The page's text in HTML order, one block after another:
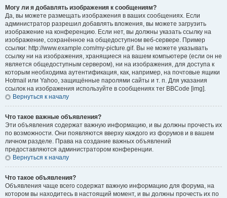
Могу ли я добавлять изображения к сообщениям?
Да, вы можете размещать изображения в ваших сообщениях. Если
администратор разрешил добавлять вложения, вы можете загрузить
изображение на конференцию. Если нет, вы должны указать ссылку на
изображение, сохранённое на общедоступном веб-сервере. Пример
ссылки: http://www.example.com/my-picture.gif. Вы не можете указывать
ссылку ни на изображения, хранящиеся на вашем компьютере (если он не
является общедоступным сервером), ни на изображения, для доступа к
которым необходима аутентификация, как, например, на почтовые ящики
Hotmail или Yahoo, защищённые паролями сайты и т. п. Для указания
ссылок на изображения используйте в сообщениях тег BBCode [img].
Вернуться к началу
Что такое важные объявления?
Эти объявления содержат важную информацию, и вы должны прочесть их
по возможности. Они появляются вверху каждого из форумов и в вашем
личном разделе. Права на создание важных объявлений
предоставляются администратором конференции.
Вернуться к началу
Что такое объявления?
Объявления чаще всего содержат важную информацию для форума, на
котором вы находитесь в настоящий момент, и вы должны прочесть их по